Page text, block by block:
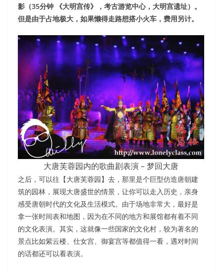
影（35分钟 《大明宫传》，考古游览中心，大明宫遗址）。
但是由于占地极大，如果懒得走路想搭小火车，费用另计。
大唐芙蓉园内的歌曲剧表演 – 梦回大唐
之后，可以往【大唐芙蓉园】去，那里是个巨型仿造唐朝建
筑的园林，展现大唐盛世的情景，让你可以走入历史，亲身
感受唐朝时代的文化及生活模式。由于场地非常大，最好是
拿一张时间表和地图，因为在不同的地方和展馆都有着不同
的文化表演。其实，这就像一些国家的文化村，较为著名的
景点比如紫云楼、仕女宫、御宴宫等都值得一看，遇对时间
的话都还可以看表演。